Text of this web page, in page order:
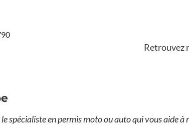
Retrouvez
spécialiste en permis moto ou auto qui vous aide à